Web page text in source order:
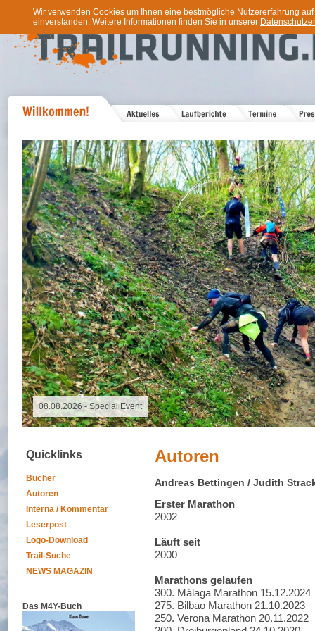
Wir verwenden Cookies um Ihnen eine bestmögliche Nutzererfahrung
einverstanden. Weitere Informationen finden Sie in unserer
08.08.2026 - Special Event
Quicklinks
Bücher
Autoren
Interna / Kommentar
Leserpost
Logo-Download
Trail-Suche
NEWS MAGAZIN
Das M4Y-Buch
Autoren
Andreas Bettingen / Judith
Erster Marathon
2002
Läuft seit
2000
Marathons gelaufen
300. Málaga Marathon 15.12.2024
275. Bilbao Marathon 21.10.2023
250. Verona Marathon 20.11.2022